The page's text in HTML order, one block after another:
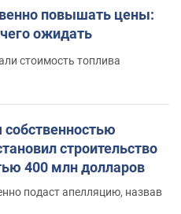
повышать цены:
ожидать
стоимость топлива
строительство
400 млн долларов
подаст апелляцию, назвав